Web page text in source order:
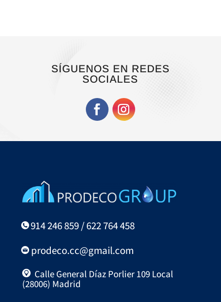
SÍGUENOS EN REDES
SOCIALES
914 246 859 / 622 764 458
prodeco.cc@gmail.com
Calle General Díaz Porlier 109 Local
(28006) Madrid